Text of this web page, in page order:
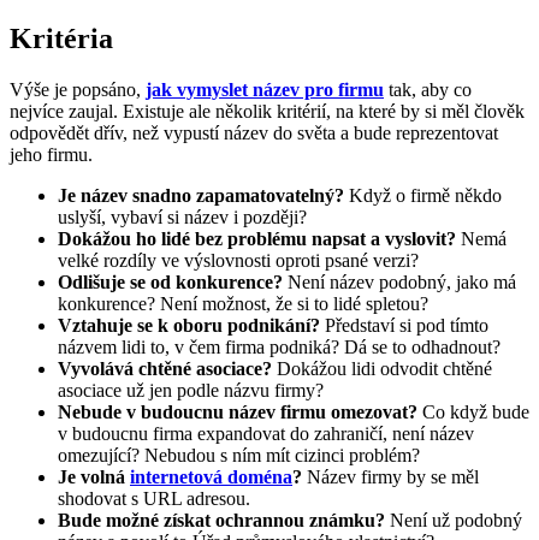
Kritéria
Výše je popsáno, jak vymyslet název pro firmu tak, aby co
nejvíce zaujal. Existuje ale několik kritérií, na které by si měl člověk
odpovědět dřív, než vypustí název do světa a bude reprezentovat
jeho firmu.
Je název snadno zapamatovatelný? Když o firmě někdo
uslyší, vybaví si název i později?
Dokážou ho lidé bez problému napsat a vyslovit? Nemá
velké rozdíly ve výslovnosti oproti psané verzi?
Odlišuje se od konkurence? Není název podobný, jako má
konkurence? Není možnost, že si to lidé spletou?
Vztahuje se k oboru podnikání? Představí si pod tímto
názvem lidi to, v čem firma podniká? Dá se to odhadnout?
Vyvolává chtěné asociace? Dokážou lidi odvodit chtěné
asociace už jen podle názvu firmy?
Nebude v budoucnu název firmu omezovat? Co když bude
v budoucnu firma expandovat do zahraničí, není název
omezující? Nebudou s ním mít cizinci problém?
Je volná internetová doména? Název firmy by se měl
shodovat s URL adresou.
Bude možné získat ochrannou známku? Není už podobný